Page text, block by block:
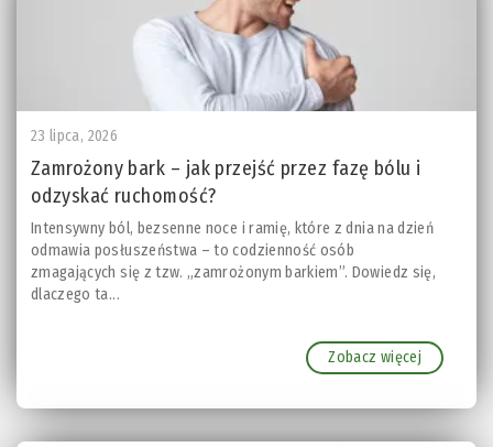
23 lipca, 2026
Zamrożony bark – jak przejść przez fazę bólu i
odzyskać ruchomość?
Intensywny ból, bezsenne noce i ramię, które z dnia na dzień
odmawia posłuszeństwa – to codzienność osób
zmagających się z tzw. „zamrożonym barkiem”. Dowiedz się,
dlaczego ta...
Zobacz więcej